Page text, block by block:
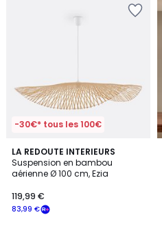
-30€* tous les 100€
LA REDOUTE INTERIEURS
Suspension en bambou
aérienne Ø 100 cm, Ezia
83,99 €
119,99 €
3,8
/ 5